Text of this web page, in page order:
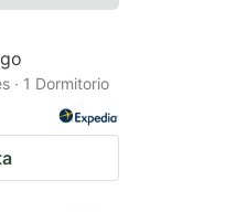
· 1 Dormitorio